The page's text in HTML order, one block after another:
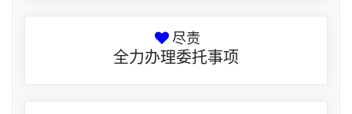
尽责
全力办理委托事项